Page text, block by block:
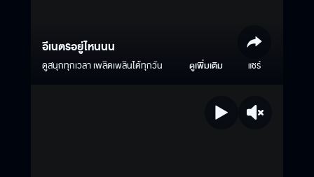
อีเนตรอยู่ไหนนน
ดูสนุกทุกเวลา เพลิดเพลินได้ทุกวัน ดูเพิ่มเติม แชร์